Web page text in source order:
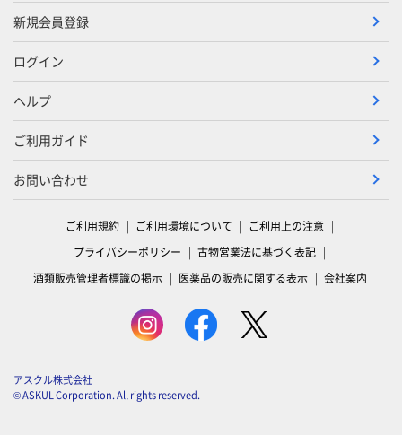
新規会員登録
ログイン
ヘルプ
ご利用ガイド
お問い合わせ
ご利用規約 ご利用環境について
ご利用上の注意
プライバシーポリシー
古物営業法に基づく表記
酒類販売管理者標識の掲示
医薬品の販売に関する表示 会社案内
アスクル株式会社
© ASKUL Corporation. All rights reserved.